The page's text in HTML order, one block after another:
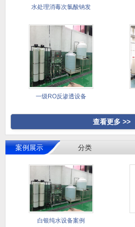
水处理消毒次氯酸钠发
一级RO反渗透设备
查看更多 >>
案例展示 分类
白银纯水设备案例